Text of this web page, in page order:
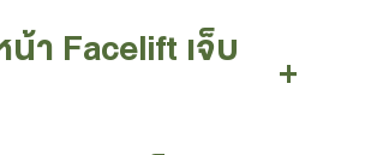
า Facelift เจ็บ
+